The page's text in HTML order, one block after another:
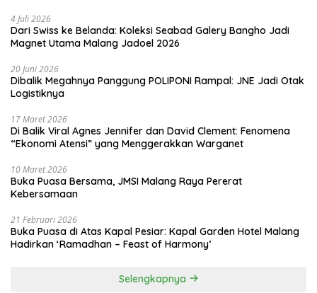
4 Juli 2026
Dari Swiss ke Belanda: Koleksi Seabad Galery Bangho Jadi
Magnet Utama Malang Jadoel 2026
20 Juni 2026
Dibalik Megahnya Panggung POLIPONI Rampal: JNE Jadi Otak
Logistiknya
17 Maret 2026
Di Balik Viral Agnes Jennifer dan David Clement: Fenomena
“Ekonomi Atensi” yang Menggerakkan Warganet
10 Maret 2026
Buka Puasa Bersama, JMSI Malang Raya Pererat
Kebersamaan
21 Februari 2026
Buka Puasa di Atas Kapal Pesiar: Kapal Garden Hotel Malang
Hadirkan ‘Ramadhan – Feast of Harmony’
Selengkapnya